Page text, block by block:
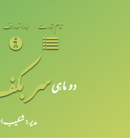
تمام شمارے ہمارا تعارف
دو ماہیسر
مدیر: شکیبـ